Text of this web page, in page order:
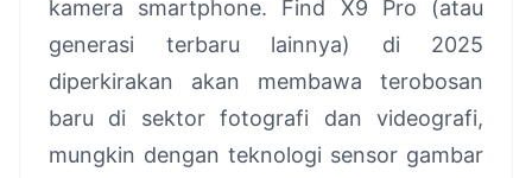
kamera smartphone. Find X9 Pro (atau
generasi terbaru lainnya) di 2025
diperkirakan akan membawa terobosan
baru di sektor fotografi dan videografi,
mungkin dengan teknologi sensor gambar